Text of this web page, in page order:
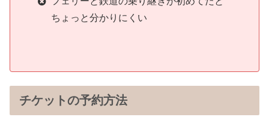
ちょっと分かりにくい
チケットの予約方法